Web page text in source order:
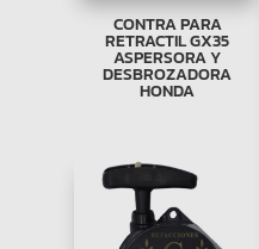
CONTRA PARA
RETRACTIL GX35
ASPERSORA Y
DESBROZADORA
HONDA